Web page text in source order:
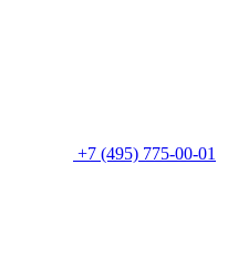
+7 (495) 775-00-01